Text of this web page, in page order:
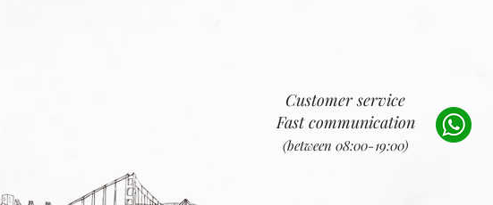
Customer service
Fast communication
(between 08:00-19:00)